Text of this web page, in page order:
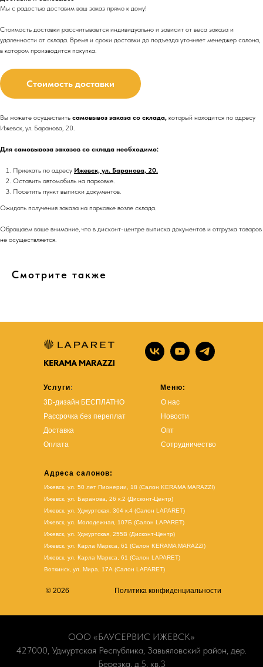
Мы с радостью доставим ваш заказ прямо к дому!
Стоимость доставки рассчитывается индивидуально и зависит от веса заказа и
удаленности от склада. Время и сроки доставки до подъезда уточняет менеджер салона,
в котором производится покупка.
Стоимость доставки
Вы можете осуществить самовывоз заказа со склада, который находится по адресу
Ижевск, ул. Баранова, 20.
Для самовывоза заказов со склада необходимо:
Приехать по адресу Ижевск, ул. Баранова, 20.
Оставить автомобиль на парковке.
Посетить пункт выписки документов.
Ожидать получения заказа на парковке возле склада.
Обращаем ваше внимание, что в дисконт-центре выписка документов и отгрузка товаров
не осуществляется.
Смотрите также
Услуги:
3D-дизайн БЕСПЛАТНО
Рассрочка без переплат
Доставка
Оплата
Меню:
О нас
Новости
Опт
Сотрудничество
Адреса салонов:
Ижевск, ул. 50 лет Пионерии, 18 (Салон KERAMA MARAZZI)
Ижевск, ул. Баранова, 26 к.2 (Дисконт-Центр)
Ижевск, ул. Удмуртская, 304 к.4 (Салон LAPARET)
Ижевск, ул. Молодежная, 107Б (Салон LAPARET)
Ижевск, ул. Удмуртская, 255В (Дисконт-Центр)
Ижевск, ул. Карла Маркса, 61 (Салон KERAMA MARAZZI)
Ижевск, ул. Карла Маркса, 61 (Салон LAPARET)
Воткинск, ул. Мира, 17А (Салон LAPARET)
© 2026 Политика конфиденциальности
ООО «БАУСЕРВИС ИЖЕВСК»
427000, Удмуртская Республика, Завьяловский район, дер.
Березка, д.5, кв.3